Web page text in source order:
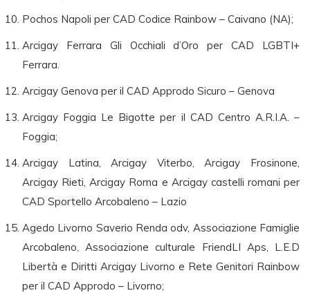
Pochos Napoli per CAD Codice Rainbow – Caivano (NA);
Arcigay Ferrara Gli Occhiali d’Oro per CAD LGBTI+
Ferrara.
Arcigay Genova per il CAD Approdo Sicuro – Genova
Arcigay Foggia Le Bigotte per il CAD Centro A.R.I.A. –
Foggia;
Arcigay Latina, Arcigay Viterbo, Arcigay Frosinone,
Arcigay Rieti, Arcigay Roma e Arcigay castelli romani per
CAD Sportello Arcobaleno – Lazio
Agedo Livorno Saverio Renda odv, Associazione Famiglie
Arcobaleno, Associazione culturale FriendLI Aps, L.E.D
Libertà e Diritti Arcigay Livorno e Rete Genitori Rainbow
per il CAD Approdo – Livorno;